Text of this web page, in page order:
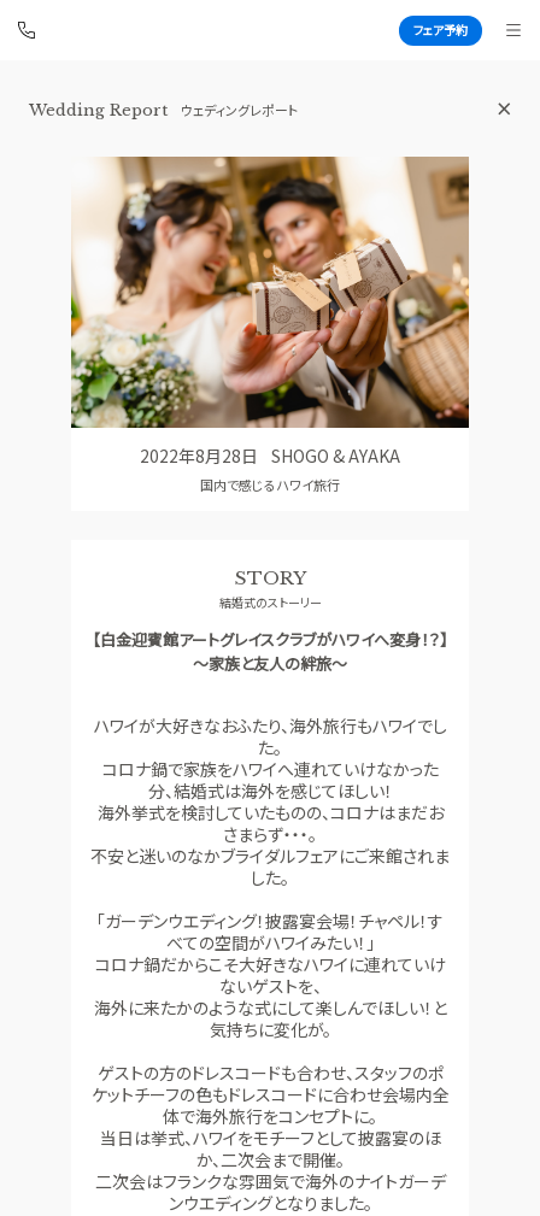
フェア予約
白金迎賓館 アートグレイスクラブ
TOP
トップ
BRIDAL FAIR
ブライダルフェア
WEDDING REPORT
体験者レポート
PHOTO GALLERY
フォトギャラリー
PLAN
プラン
CEREMONY
挙式
CUISINE
料理
アクセス
GUEST
ご列席者の皆さまへ
SUPPORT
資料請求 お問い合わせ フェア予約
Wedding Report ウェディングレポート
2022年8月28日 SHOGO & AYAKA
国内で感じるハワイ旅行
STORY
結婚式のストーリー
【白金迎賓館アートグレイスクラブがハワイへ変身！？】
～家族と友人の絆旅～
ハワイが大好きなおふたり、海外旅行もハワイでし
た。
コロナ鍋で家族をハワイへ連れていけなかった
分、結婚式は海外を感じてほしい！
海外挙式を検討していたものの、コロナはまだお
さまらず・・・。
不安と迷いのなかブライダルフェアにご来館されま
した。
「ガーデンウエディング！披露宴会場！チャペル！す
べての空間がハワイみたい！」
コロナ鍋だからこそ大好きなハワイに連れていけ
ないゲストを、
海外に来たかのような式にして楽しんでほしい！と
気持ちに変化が。
ゲストの方のドレスコードも合わせ、スタッフのポ
ケットチーフの色もドレスコードに合わせ会場内全
体で海外旅行をコンセプトに。
当日は挙式、ハワイをモチーフとして披露宴のほ
か、二次会まで開催。
二次会はフランクな雰囲気で海外のナイトガーデ
ンウエディングとなりました。